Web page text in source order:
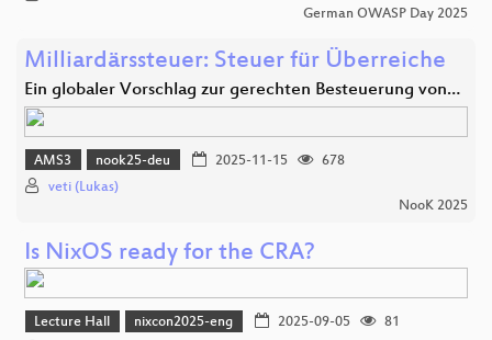
German OWASP Day 2025
Milliardärssteuer: Steuer für Überreiche
Ein globaler Vorschlag zur gerechten Besteuerung von…
AMS3 nook25-deu 2025-11-15
678
veti (Lukas)
NooK 2025
Is NixOS ready for the CRA?
Lecture Hall nixcon2025-eng 2025-09-05
81